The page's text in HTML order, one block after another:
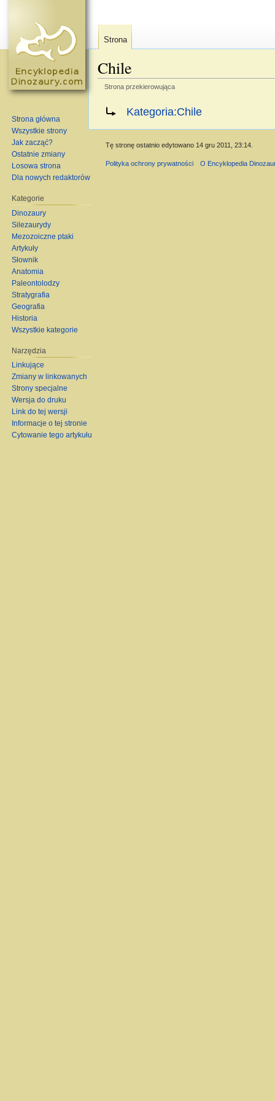
Chile
Strona przekierowująca
Przekierowanie do:
Kategoria:Chile
Strona
Strona główna
Wszystkie strony
Jak zacząć?
Ostatnie zmiany
Losowa strona
Dla nowych redaktorów
Kategorie
Dinozaury
Silezaurydy
Mezozoiczne ptaki
Artykuły
Słownik
Anatomia
Paleontolodzy
Stratygrafia
Geografia
Historia
Wszystkie kategorie
Narzędzia
Linkujące
Zmiany w linkowanych
Strony specjalne
Wersja do druku
Link do tej wersji
Informacje o tej stronie
Cytowanie tego artykułu
Tę stronę ostatnio edytowano 14 gru 2011, 23:14.
Polityka ochrony prywatności O Encyklopedia